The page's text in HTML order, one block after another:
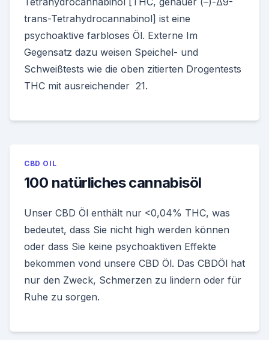
trans-Tetrahydrocannabinol] ist eine
psychoaktive farbloses Öl. Externe Im
Gegensatz dazu weisen Speichel- und
Schweißtests wie die oben zitierten Drogentests
THC mit ausreichender 21.
CBD OIL
100 natürliches cannabisöl
Unser CBD Öl enthält nur <0,04% THC, was
bedeutet, dass Sie nicht high werden können
oder dass Sie keine psychoaktiven Effekte
bekommen vond unsere CBD Öl. Das CBDÖl hat
nur den Zweck, Schmerzen zu lindern oder für
Ruhe zu sorgen.